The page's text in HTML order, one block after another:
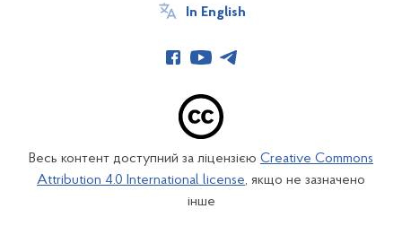
In English
Весь контент доступний за ліцензією Creative Commons
Attribution 4.0 International license, якщо не зазначено
інше